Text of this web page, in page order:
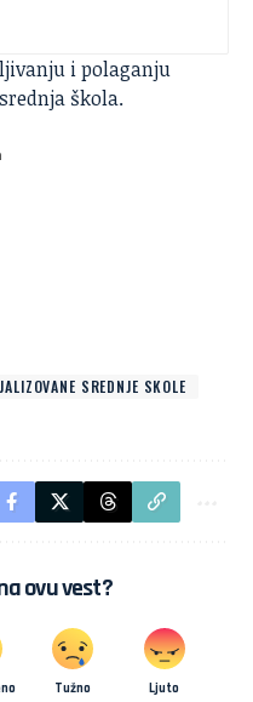
i polaganju
škola.
SREDNJE SKOLE
ovu vest?
Tužno Ljuto